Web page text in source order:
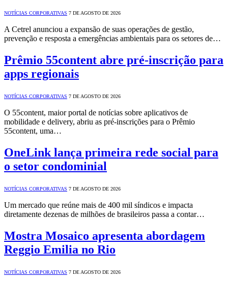
NOTÍCIAS CORPORATIVAS 7 DE AGOSTO DE 2026
A Cetrel anunciou a expansão de suas operações de gestão,
prevenção e resposta a emergências ambientais para os setores de…
Prêmio 55content abre pré-inscrição para
apps regionais
NOTÍCIAS CORPORATIVAS 7 DE AGOSTO DE 2026
O 55content, maior portal de notícias sobre aplicativos de
mobilidade e delivery, abriu as pré-inscrições para o Prêmio
55content, uma…
OneLink lança primeira rede social para
o setor condominial
NOTÍCIAS CORPORATIVAS 7 DE AGOSTO DE 2026
Um mercado que reúne mais de 400 mil síndicos e impacta
diretamente dezenas de milhões de brasileiros passa a contar…
Mostra Mosaico apresenta abordagem
Reggio Emilia no Rio
NOTÍCIAS CORPORATIVAS 7 DE AGOSTO DE 2026